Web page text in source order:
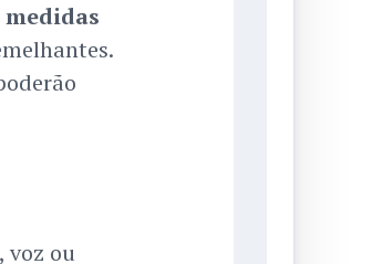
medidas
voz ou